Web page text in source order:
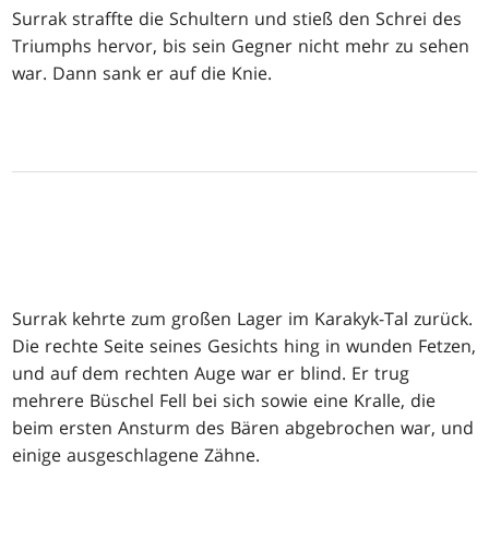
Surrak straffte die Schultern und stieß den Schrei des
Triumphs hervor, bis sein Gegner nicht mehr zu sehen
war. Dann sank er auf die Knie.
Surrak kehrte zum großen Lager im Karakyk-Tal zurück.
Die rechte Seite seines Gesichts hing in wunden Fetzen,
und auf dem rechten Auge war er blind. Er trug
mehrere Büschel Fell bei sich sowie eine Kralle, die
beim ersten Ansturm des Bären abgebrochen war, und
einige ausgeschlagene Zähne.